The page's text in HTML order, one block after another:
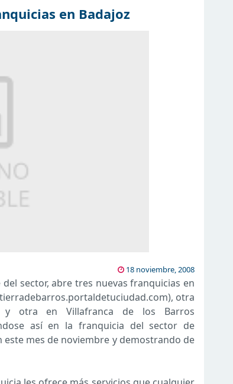
en Badajoz
18 noviembre, 2008
sector, abre tres nuevas franquicias en
otra
y otra en Villafranca de los Barros
así en la franquicia del sector de
mes de noviembre y demostrando de